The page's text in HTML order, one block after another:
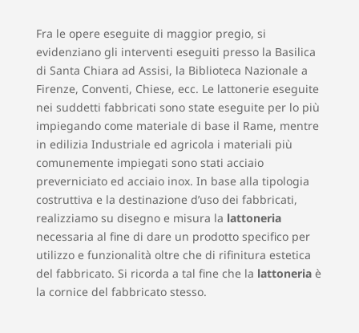
Fra le opere eseguite di maggior pregio, si
evidenziano gli interventi eseguiti presso la Basilica
di Santa Chiara ad Assisi, la Biblioteca Nazionale a
Firenze, Conventi, Chiese, ecc. Le lattonerie eseguite
nei suddetti fabbricati sono state eseguite per lo più
impiegando come materiale di base il Rame, mentre
in edilizia Industriale ed agricola i materiali più
comunemente impiegati sono stati acciaio
preverniciato ed acciaio inox. In base alla tipologia
costruttiva e la destinazione d’uso dei fabbricati,
realizziamo su disegno e misura la lattoneria
necessaria al fine di dare un prodotto specifico per
utilizzo e funzionalità oltre che di rifinitura estetica
del fabbricato. Si ricorda a tal fine che la lattoneriaè
la cornice del fabbricato stesso.